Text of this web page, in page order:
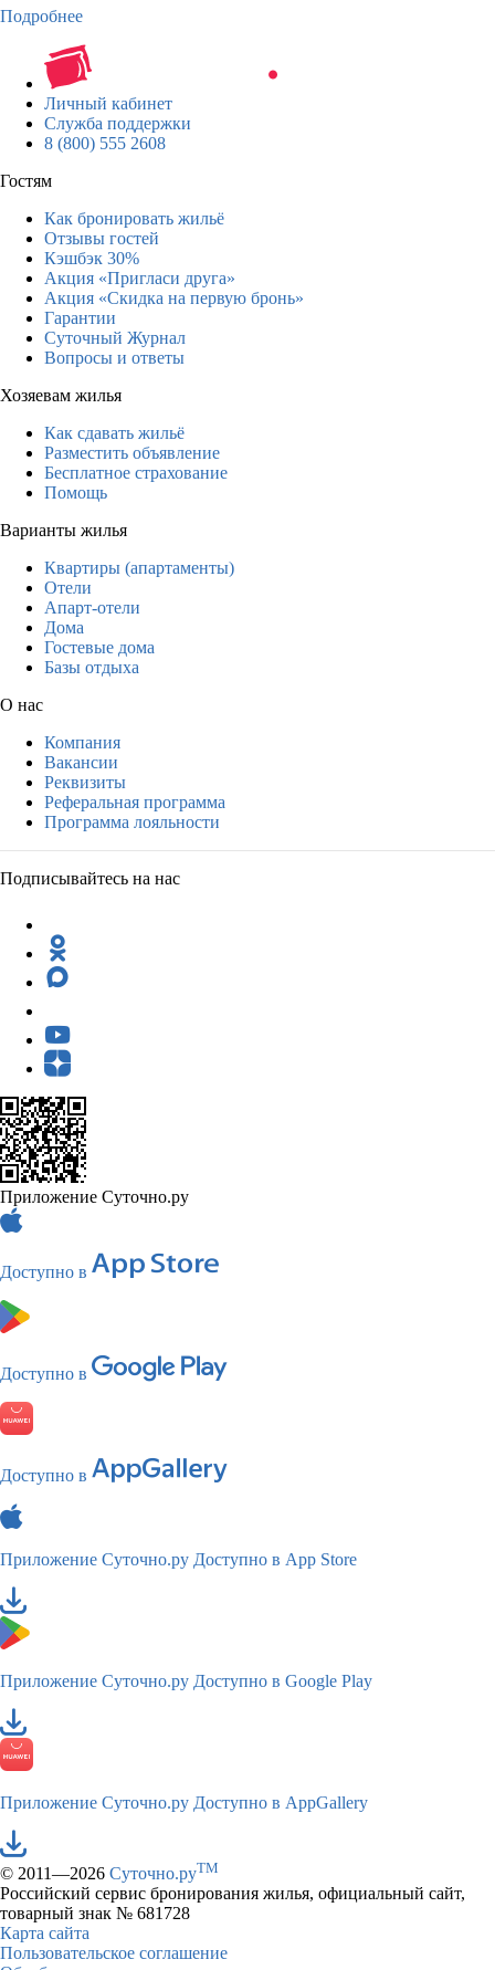
Подробнее
Личный кабинет
Служба поддержки
8 (800) 555 2608
Гостям
Как бронировать жильё
Отзывы гостей
Кэшбэк 30%
Акция «Пригласи друга»
Акция «Скидка на первую бронь»
Гарантии
Суточный Журнал
Вопросы и ответы
Хозяевам жилья
Как сдавать жильё
Разместить объявление
Бесплатное страхование
Помощь
Варианты жилья
Квартиры (апартаменты)
Отели
Апарт-отели
Дома
Гостевые дома
Базы отдыха
О нас
Компания
Вакансии
Реквизиты
Реферальная программа
Программа лояльности
Подписывайтесь на нас
Приложение Суточно.ру
Доступно в
Доступно в
Доступно в
Приложение Суточно.ру Доступно в App Store
Приложение Суточно.ру Доступно в Google Play
Приложение Суточно.ру Доступно в AppGallery
© 2011—2026 Суточно.руTM
Российский сервис бронирования жилья, официальный сайт,
товарный знак № 681728
Карта сайта
Пользовательское соглашение